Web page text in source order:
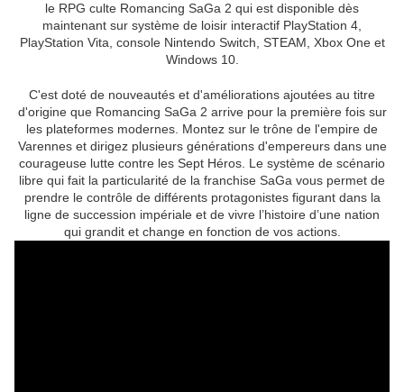
le RPG culte Romancing SaGa 2 qui est disponible dès
maintenant sur système de loisir interactif PlayStation 4,
PlayStation Vita, console Nintendo Switch, STEAM, Xbox One et
Windows 10.
C'est doté de nouveautés et d'améliorations ajoutées au titre
d'origine que Romancing SaGa 2 arrive pour la première fois sur
les plateformes modernes. Montez sur le trône de l'empire de
Varennes et dirigez plusieurs générations d'empereurs dans une
courageuse lutte contre les Sept Héros. Le système de scénario
libre qui fait la particularité de la franchise SaGa vous permet de
prendre le contrôle de différents protagonistes figurant dans la
ligne de succession impériale et de vivre l’histoire d’une nation
qui grandit et change en fonction de vos actions.